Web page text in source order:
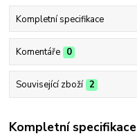
Kompletní specifikace
Komentáře 0
Související zboží 2
Kompletní specifikace